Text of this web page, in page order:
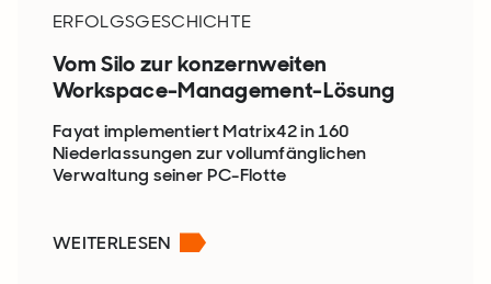
ERFOLGSGESCHICHTE
Vom Silo zur konzernweiten
Workspace-Management-Lösung
Fayat implementiert Matrix42 in 160
Niederlassungen zur vollumfänglichen
Verwaltung seiner PC-Flotte
WEITERLESEN